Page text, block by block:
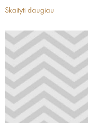
Skaityti daugiau